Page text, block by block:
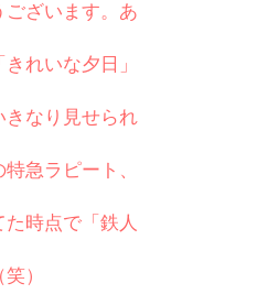
ざいます。あ
れいな夕日」
きなり見せられ
急ラピート、
時点で「鉄人
）